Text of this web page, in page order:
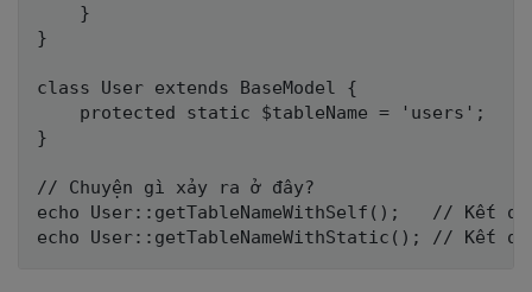
    }
}
class User extends BaseModel {
    protected static $tableName = 'users';
}
// Chuyện gì xảy ra ở đây?
echo User::getTableNameWithSelf();   // Kết